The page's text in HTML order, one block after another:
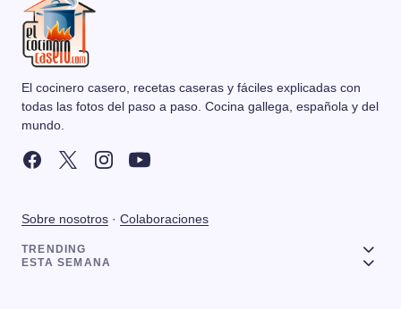
El cocinero casero, recetas caseras y fáciles explicadas con
todas las fotos del paso a paso. Cocina gallega, española y del
mundo.
Sobre nosotros · Colaboraciones
TRENDING
ESTA SEMANA